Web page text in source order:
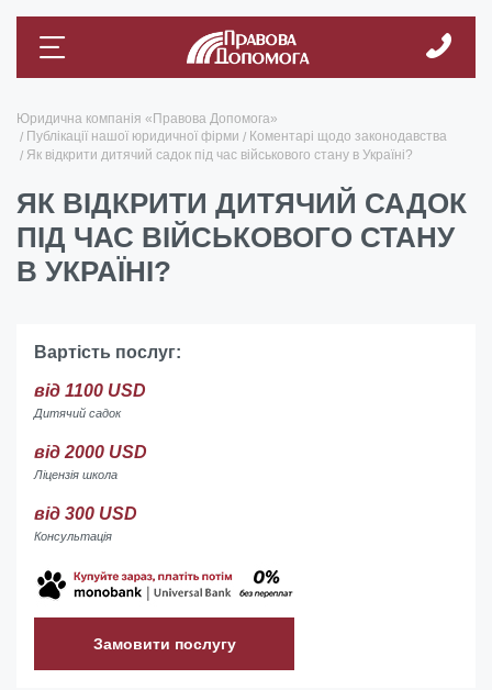
Юридична компанія «Правова Допомога»
Публікації нашої юридичної фірми
Коментарі щодо законодавства
Як відкрити дитячий садок під час військового стану в Україні?
ЯК ВІДКРИТИ ДИТЯЧИЙ САДОК
ПІД ЧАС ВІЙСЬКОВОГО СТАНУ
В УКРАЇНІ?
Вартість послуг:
від 1100 USD
Дитячий садок
від 2000 USD
Ліцензія школа
від 300 USD
Консультація
Замовити послугу